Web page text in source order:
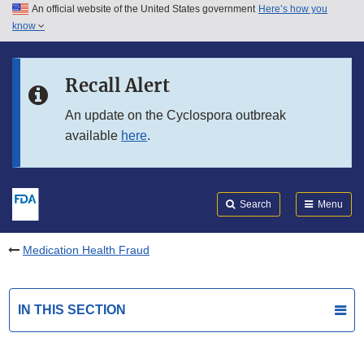
Skip to main content
Skip to in this section menu
An official website of the United States government Here’s how you
know
Recall Alert
An update on the Cyclospora outbreak
available here.
Search Menu
Medication Health Fraud
IN THIS SECTION